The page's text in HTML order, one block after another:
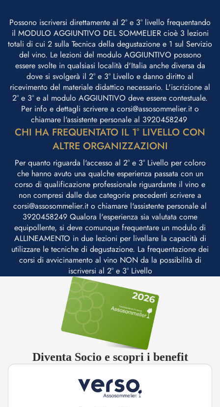
Possono iscriversi direttamente al 2° e 3° livello frequentando
il MODULO AGGIUNTIVO DEL SOMMELIER cioè 3 lezioni
totali di cui 2 sulla Tecnica della degustazione e 1 sul Servizio
del vino. Le lezioni del modulo AGGIUNTIVO possono
essere svolte in qualsiasi località d'Italia anche diversa da
dove si svolgerà il 2° e 3° Livello e danno diritto al
ricevimento del materiale didattico necessario. L'iscrizione al
2° e 3° e al modulo AGGIUNTIVO deve essere contestuale.
Per info e dettagli scrivere a corsi@assosommelier.it o
chiamare l'assistente personale al 3920458249 ​
CHI HA FREQUENTATO IL 1° LIVELLO CON
ALTRE ORGANIZZAZIONI
Per quanto riguarda l'accesso al 2° e 3° Livello per coloro
che hanno avuto una qualche esperienza passata con un
corso di qualificazione professionale riguardante il vino e
non compresi dalle due categorie precedenti scrivere a
corsi@assosommelier.it o chiamare l'assistente personale al
3920458249 Qualora l'esperienza sia valutata come
equipollente, si deve comunque frequentare un modulo di
ALLINEAMENTO in due lezioni per livellare la capacità di
utilizzare le tecniche di degustazione. La frequentazione dei
corsi di avvicinamento al vino NON da la possibilità di
iscriversi al 2° e 3° Livello
Diventa Socio e scopri i benefit